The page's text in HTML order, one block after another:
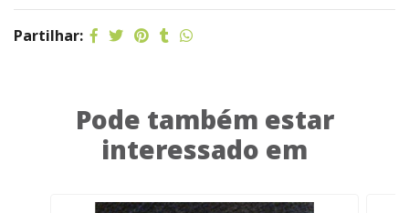
Partilhar:
Pode também estar
interessado em